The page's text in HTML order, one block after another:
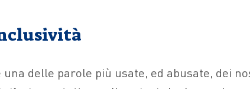
una delle parole più usate, ed abusate, dei